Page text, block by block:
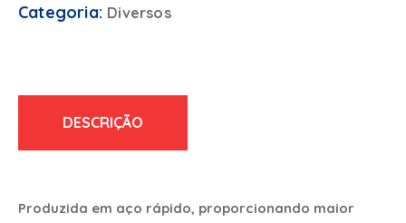
Categoria: Diversos
DESCRIÇÃO
Produzida em aço rápido, proporcionando maior